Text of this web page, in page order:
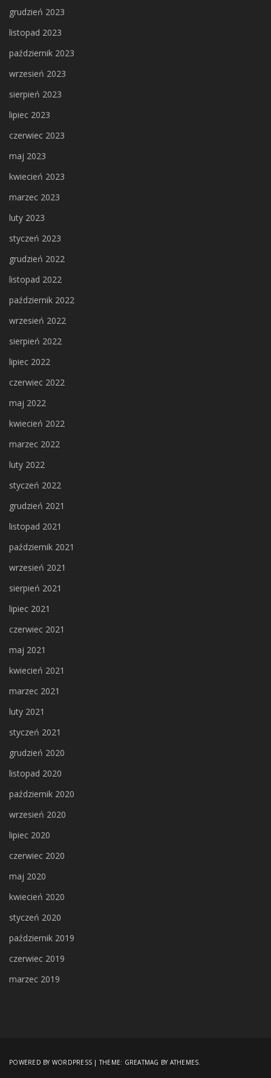
grudzień 2023
listopad 2023
październik 2023
wrzesień 2023
sierpień 2023
lipiec 2023
czerwiec 2023
maj 2023
kwiecień 2023
marzec 2023
luty 2023
styczeń 2023
grudzień 2022
listopad 2022
październik 2022
wrzesień 2022
sierpień 2022
lipiec 2022
czerwiec 2022
maj 2022
kwiecień 2022
marzec 2022
luty 2022
styczeń 2022
grudzień 2021
listopad 2021
październik 2021
wrzesień 2021
sierpień 2021
lipiec 2021
czerwiec 2021
maj 2021
kwiecień 2021
marzec 2021
luty 2021
styczeń 2021
grudzień 2020
listopad 2020
październik 2020
wrzesień 2020
lipiec 2020
czerwiec 2020
maj 2020
kwiecień 2020
styczeń 2020
październik 2019
czerwiec 2019
marzec 2019
POWERED BY WORDPRESS |THEME: GREATMAG BY ATHEMES.